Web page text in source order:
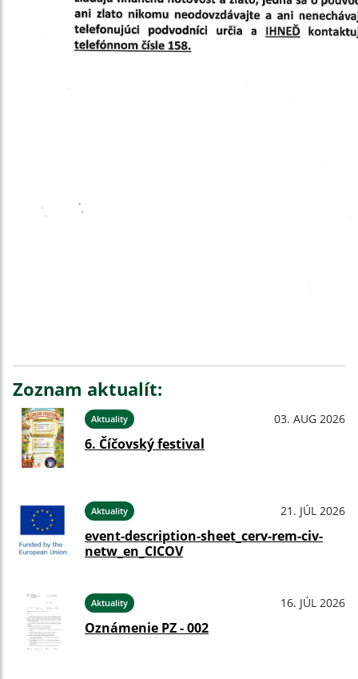
Zoznam aktualít:
Aktuality 03. AUG 2026
6. Číčovský festival
Aktuality 21. JÚL 2026
event-description-sheet_cerv-rem-civ-
netw_en_CICOV
Aktuality 16. JÚL 2026
Oznámenie PZ - 002